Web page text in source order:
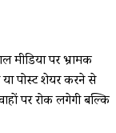
मीडिया पर भ्रामक
पोस्ट शेयर करने से
पर रोक लगेगी बल्कि